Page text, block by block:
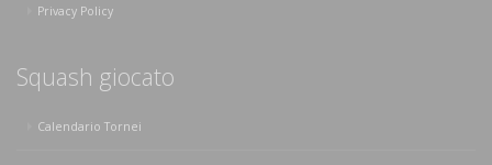
Privacy Policy
Squash giocato
Calendario Tornei